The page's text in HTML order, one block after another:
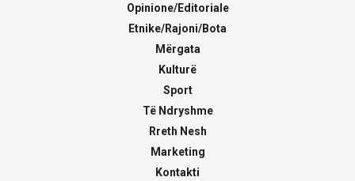
Opinione/Editoriale
Etnike/Rajoni/Bota
Mërgata
Kulturë
Sport
Të Ndryshme
Rreth Nesh
Marketing
Kontakti